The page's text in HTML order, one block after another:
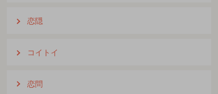
恋隠
コイトイ
恋問